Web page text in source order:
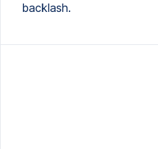
backlash.